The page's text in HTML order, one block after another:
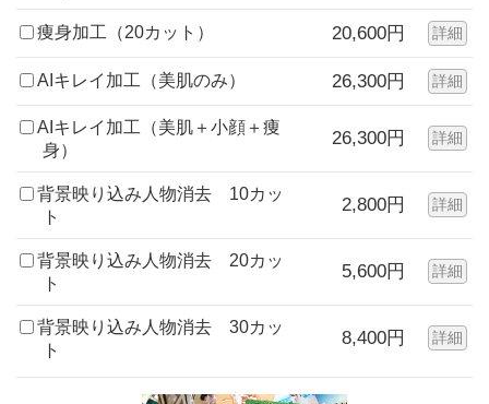
痩身加工（20カット） 20,600円 詳細
AIキレイ加工（美肌のみ） 26,300円 詳細
AIキレイ加工（美肌＋小顔＋痩
身）
26,300円 詳細
背景映り込み人物消去 10カッ
ト
2,800円 詳細
背景映り込み人物消去 20カッ
ト
5,600円 詳細
背景映り込み人物消去 30カッ
ト
8,400円 詳細